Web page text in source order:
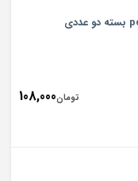
تومان108,000